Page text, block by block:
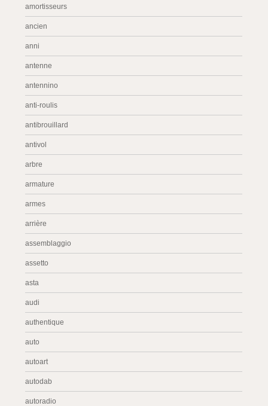
amortisseurs
ancien
anni
antenne
antennino
anti-roulis
antibrouillard
antivol
arbre
armature
armes
arrière
assemblaggio
assetto
asta
audi
authentique
auto
autoart
autodab
autoradio